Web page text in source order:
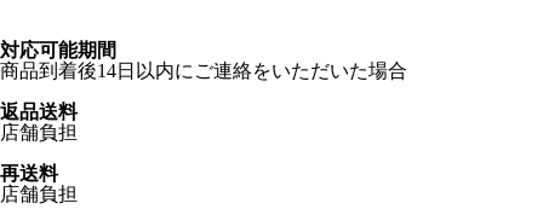
対応可能期間
商品到着後14日以内にご連絡をいただいた場合
返品送料
店舗負担
再送料
店舗負担